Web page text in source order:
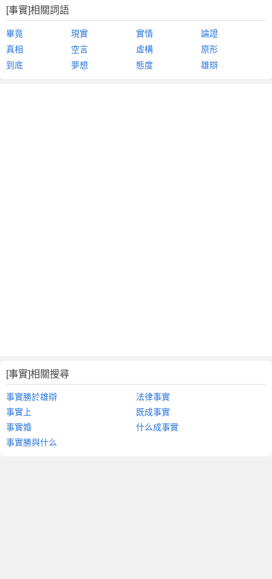
[事實]相關詞語
畢竟 現實 實情
論證
真相
空言 虛構
原形
到底
夢想 態度 雄辯
[事實]相關搜尋
事實勝於雄辯
法律事實
事實上
既成事實
事實婚
什么成事實
事實勝與什么